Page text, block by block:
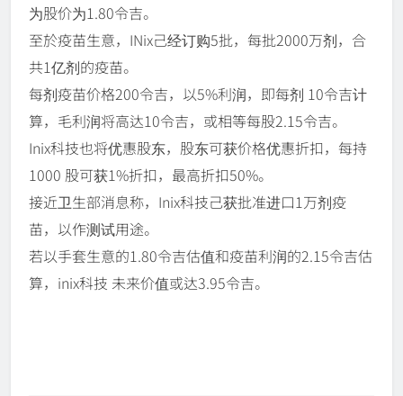
为股价为1.80令吉。
至於疫苗生意，INix己经订购5批，每批2000万剂，合
共1亿剂的疫苗。
每剂疫苗价格200令吉，以5%利润，即每剂 10令吉计
算，毛利润将高达10令吉，或相等每股2.15令吉。
Inix科技也将优惠股东，股东可获价格优惠折扣，每持
1000 股可获1%折扣，最高折扣50%。
接近卫生部消息称，Inix科技己获批准进口1万剂疫
苗，以作测试用途。
若以手套生意的1.80令吉估值和疫苗利润的2.15令吉估
算，inix科技 未来价值或达3.95令吉。